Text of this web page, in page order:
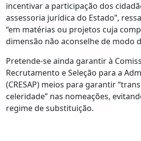
incentivar a participação dos
assessoria jurídica do Estado”,
“em matérias ou projetos cuja
dimensão não aconselhe de modo
Pretende-se ainda garantir à
Recrutamento e Seleção para a
(CRESAP) meios para garantir
celeridade” nas nomeações,
regime de substituição.